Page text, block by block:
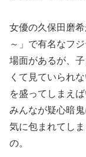
女優の久保田磨
～」で有名なフ
場面があるが、
くて見ていられ
を盛ってしまえ
みんなが疑心暗
気に包まれてし
の。